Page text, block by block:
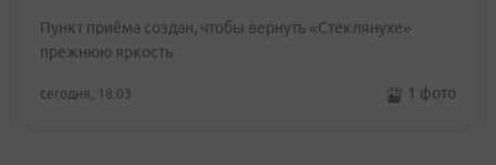
Пункт приёма создан, чтобы вернуть «Стеклянухе»
прежнюю яркость
сегодня, 18:03 1 фото